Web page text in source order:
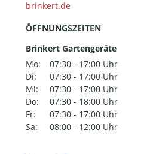
ÖFFNUNGSZEITEN
Brinkert Gartengeräte
Mo:
07:30 - 17:00 Uhr
Di:
07:30 - 17:00 Uhr
Mi:
07:30 - 17:00 Uhr
Do:
07:30 - 18:00 Uhr
Fr:
07:30 - 17:00 Uhr
Sa:
08:00 - 12:00 Uhr